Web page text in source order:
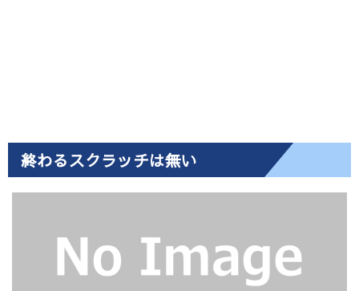
終わるスクラッチは無い